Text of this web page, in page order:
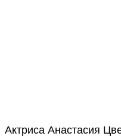
Актриса Анастасия